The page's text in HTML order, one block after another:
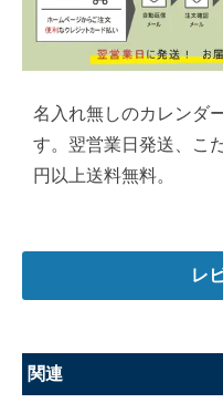
名入れ無しのカレンダ
す。翌営業日発送、こ
円以上送料無料。
レ
関連